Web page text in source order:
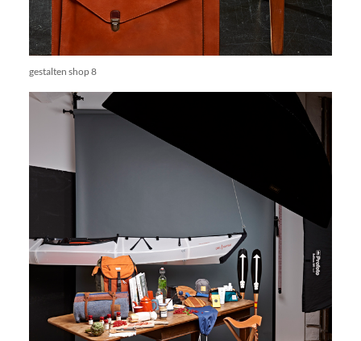
gestalten shop 8